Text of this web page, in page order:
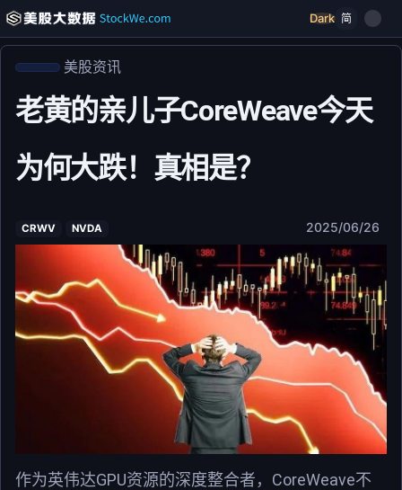
Dark 简
美股资讯
老黄的亲儿子CoreWeave今天
为何大跌！真相是？
CRWV NVDA 2025/06/26
作为英伟达GPU资源的深度整合者，CoreWeave不